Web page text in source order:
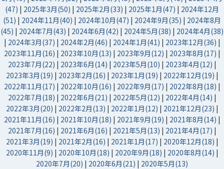
(47) | 2025年3月(50) | 2025年2月(33) | 2025年1月(47) | 2024年12月
(51) | 2024年11月(40) | 2024年10月(47) | 2024年9月(35) | 2024年8月
(45) | 2024年7月(43) | 2024年6月(42) | 2024年5月(38) | 2024年4月(38)
| 2024年3月(37) | 2024年2月(46) | 2024年1月(41) | 2023年12月(36) |
2023年11月(16) | 2023年10月(13) | 2023年9月(12) | 2023年8月(17) |
2023年7月(22) | 2023年6月(14) | 2023年5月(10) | 2023年4月(12) |
2023年3月(19) | 2023年2月(16) | 2023年1月(19) | 2022年12月(19) |
2022年11月(17) | 2022年10月(16) | 2022年9月(17) | 2022年8月(18) |
2022年7月(18) | 2022年6月(21) | 2022年5月(12) | 2022年4月(14) |
2022年3月(20) | 2022年2月(13) | 2022年1月(12) | 2021年12月(23) |
2021年11月(16) | 2021年10月(18) | 2021年9月(19) | 2021年8月(14) |
2021年7月(16) | 2021年6月(16) | 2021年5月(13) | 2021年4月(17) |
2021年3月(19) | 2021年2月(16) | 2021年1月(17) | 2020年12月(18) |
2020年11月(9) | 2020年10月(18) | 2020年9月(18) | 2020年8月(14) |
2020年7月(20) | 2020年6月(21) | 2020年5月(13)